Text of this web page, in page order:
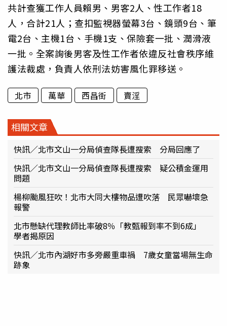
共計查獲工作人員賴男、男客2人、性工作者18
人，合計21人；查扣監視器螢幕3台、鏡頭9台、筆
電2台、主機1台、手機1支、保險套一批、潤滑液
一批。全案詢後男客及性工作者依違反社會秩序維
護法裁處，負責人依刑法妨害風化罪移送。
北市 萬華 西昌街 賣淫
相關文章
快訊／北市文山一分局偵查隊長遭搜索 分局回應了
快訊／北市文山一分局偵查隊長遭搜索 疑公積金運用
問題
楊柳颱風狂吹！北市大同大樓物品遭吹落 民眾嚇壞急
報警
北市懸缺代理教師比率破8％「教甄報到率不到6成」
學者揭原因
快訊／北市內湖好市多旁嚴重車禍 7歲女童當場無生命
跡象